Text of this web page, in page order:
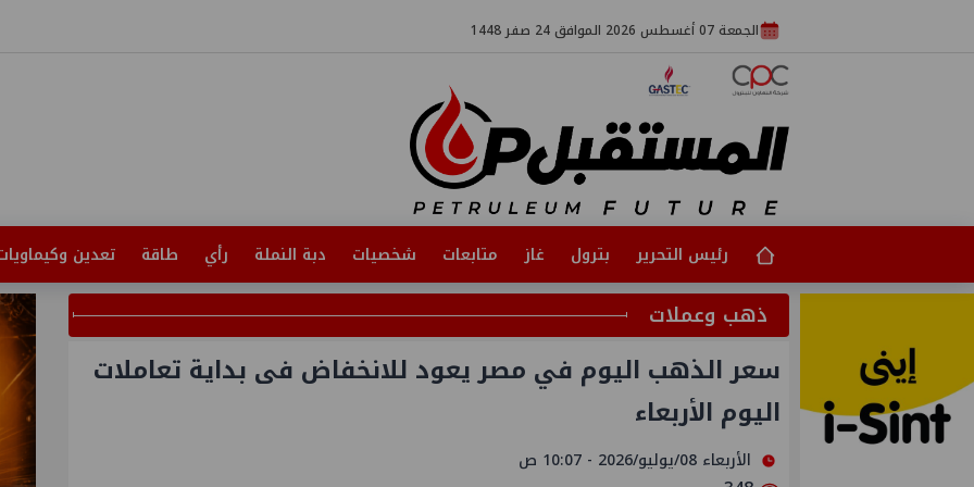
الجمعة 07 أغسطس 2026 الموافق 24 صفر 1448
رئيس التحرير بترول غاز متابعات شخصيات دبة النملة رأي طاقة تعدين
ذهب وعملات
سعر الذهب اليوم في مصر يعود للانخفاض فى بداية تعاملات
اليوم الأربعاء
الأربعاء 08/يوليو/2026 - 10:07 ص